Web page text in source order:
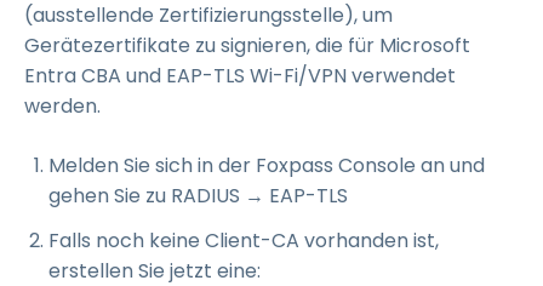
(ausstellende Zertifizierungsstelle), um
Gerätezertifikate zu signieren, die für Microsoft
Entra CBA und EAP-TLS Wi-Fi/VPN verwendet
werden.
Melden Sie sich in der Foxpass Console an und
gehen Sie zu RADIUS → EAP-TLS
Falls noch keine Client-CA vorhanden ist,
erstellen Sie jetzt eine: